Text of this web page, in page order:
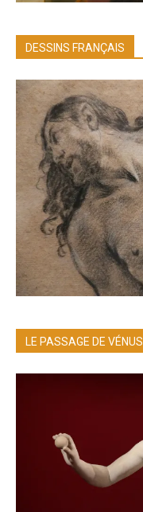
DESSINS FRANÇAIS
LE PASSAGE DE VÉNUS